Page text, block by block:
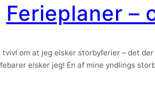
Ferieplaner –
tvivl om at jeg elsker storbyferier – det
elsker jeg! En af mine yndlings